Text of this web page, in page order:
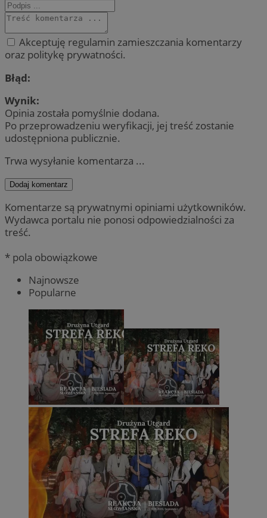
Akceptuję regulamin zamieszczania komentarzy
oraz politykę prywatności.
Błąd:
Wynik:
Opinia została pomyślnie dodana.
Po przeprowadzeniu weryfikacji, jej treść zostanie
udostępniona publicznie.
Trwa wysyłanie komentarza ...
Dodaj komentarz
Komentarze są prywatnymi opiniami użytkowników.
Wydawca portalu nie ponosi odpowiedzialności za
treść.
* pola obowiązkowe
Najnowsze
Popularne